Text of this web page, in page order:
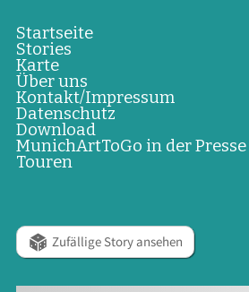
Startseite
Stories
Karte
Über uns
Kontakt/Impressum
Datenschutz
Download
MunichArtToGo in der Presse
Touren
Zufällige Story ansehen